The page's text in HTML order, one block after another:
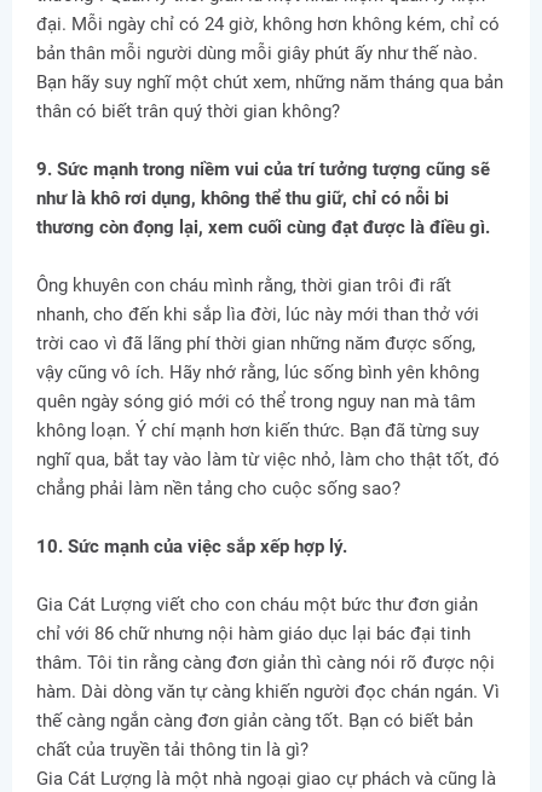
đại. Mỗi ngày chỉ có 24 giờ, không hơn không kém, chỉ có
bản thân mỗi người dùng mỗi giây phút ấy như thế nào.
Bạn hãy suy nghĩ một chút xem, những năm tháng qua bản
thân có biết trân quý thời gian không?
9. Sức mạnh trong niềm vui của trí tưởng tượng cũng sẽ
như là khô rơi dụng, không thể thu giữ, chỉ có nỗi bi
thương còn đọng lại, xem cuối cùng đạt được là điều gì.
Ông khuyên con cháu mình rằng, thời gian trôi đi rất
nhanh, cho đến khi sắp lìa đời, lúc này mới than thở với
trời cao vì đã lãng phí thời gian những năm được sống,
vậy cũng vô ích. Hãy nhớ rằng, lúc sống bình yên không
quên ngày sóng gió mới có thể trong nguy nan mà tâm
không loạn. Ý chí mạnh hơn kiến thức. Bạn đã từng suy
nghĩ qua, bắt tay vào làm từ việc nhỏ, làm cho thật tốt, đó
chẳng phải làm nền tảng cho cuộc sống sao?
10. Sức mạnh của việc sắp xếp hợp lý.
Gia Cát Lượng viết cho con cháu một bức thư đơn giản
chỉ với 86 chữ nhưng nội hàm giáo dục lại bác đại tinh
thâm. Tôi tin rằng càng đơn giản thì càng nói rõ được nội
hàm. Dài dòng văn tự càng khiến người đọc chán ngán. Vì
thế càng ngắn càng đơn giản càng tốt. Bạn có biết bản
chất của truyền tải thông tin là gì?
Gia Cát Lượng là một nhà ngoại giao cự phách và cũng là